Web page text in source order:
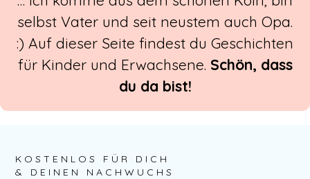
selbst Vater und seit neustem auch Opa.
:) Auf dieser Seite findest du Geschichten
für Kinder und Erwachsene. Schön, dass
du da bist!
KOSTENLOS FÜR DICH
& DEINEN NACHWUCHS